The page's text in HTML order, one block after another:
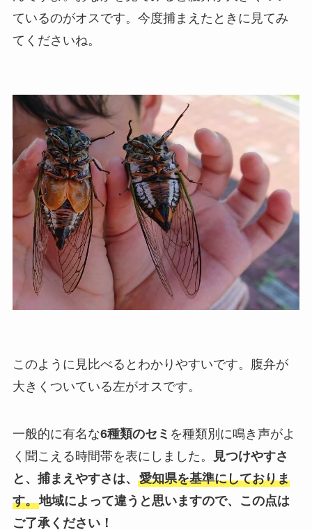
ているのがオスです。今度捕まえたときに見てみ
てくださいね。
このように見比べるとわかりやすいです。腹弁が
大きくついている左がオスです。
一般的に有名な6種類のセミ を種類別に鳴き声がよ
く聞こえる時間帯を表にしました。
見つけやすさ
と、捕まえやすさは、 愛知県を基準にしておりま
す。地域によって違うと思いますので、この点は
ご了承ください！